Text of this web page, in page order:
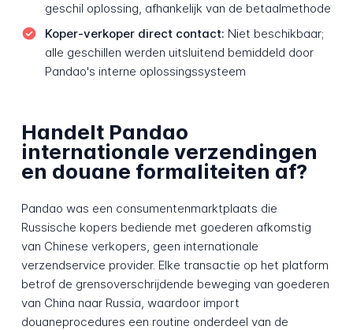
geschil oplossing, afhankelijk van de betaalmethode
Koper-verkoper direct contact: Niet beschikbaar;
alle geschillen werden uitsluitend bemiddeld door
Pandao's interne oplossingssysteem
Handelt Pandao
internationale verzendingen
en douane formaliteiten af?
Pandao was een consumentenmarktplaats die
Russische kopers bediende met goederen afkomstig
van Chinese verkopers, geen internationale
verzendservice provider. Elke transactie op het platform
betrof de grensoverschrijdende beweging van goederen
van China naar Russia, waardoor import
douaneprocedures een routine onderdeel van de